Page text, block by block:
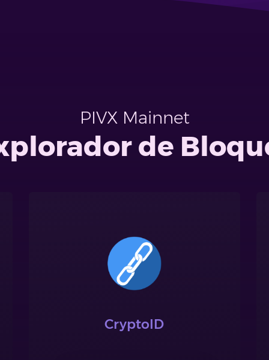
PIVX Mainnet
de
CryptoID